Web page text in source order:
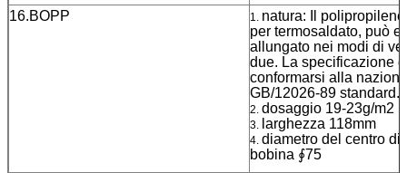
16.BOPP
1. natura: Il
per termosaldato, può
allungato nei modi di
due. La specificazione
conformarsi alla nazione
GB/12026-89 standard.
2. dosaggio 19-23g/m2
3. larghezza 118mm
4. diametro del centro di
bobina ∮75